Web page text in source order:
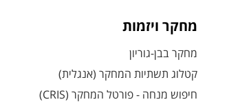
מחקר ויזמות
מחקר בבן-גוריון
קטלוג תשתיות המחקר (אנגלית)
חיפוש מנחה - פורטל המחקר (CRIS)